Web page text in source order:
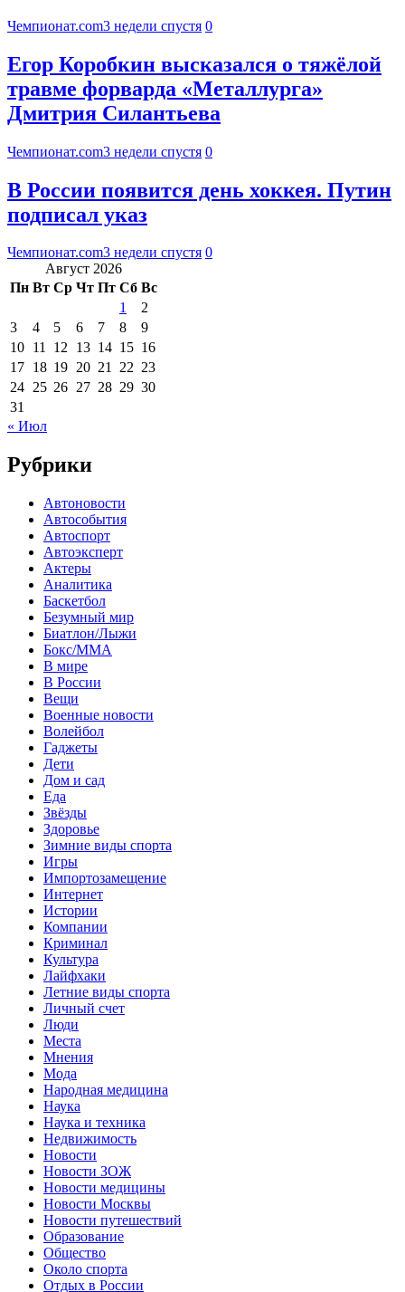
Чемпионат.com3 недели спустя 0
Егор Коробкин высказался о тяжёлой
травме форварда «Металлурга»
Дмитрия Силантьева
Чемпионат.com3 недели спустя 0
В России появится день хоккея. Путин
подписал указ
Чемпионат.com3 недели спустя 0
Август 2026
Пн Вт Ср Чт Пт Сб Вс
1
2
3
4 5 6 7 8
9
10 11 12 13 14 15 16
17 18 19 20 21 22 23
24 25 26 27 28 29 30
31
« Июл
Рубрики
Автоновости
Автособытия
Автоспорт
Автоэксперт
Актеры
Аналитика
Баскетбол
Безумный мир
Биатлон/Лыжи
Бокс/MMA
В мире
В России
Вещи
Военные новости
Волейбол
Гаджеты
Дети
Дом и сад
Еда
Звёзды
Здоровье
Зимние виды спорта
Игры
Импортозамещение
Интернет
Истории
Компании
Криминал
Культура
Лайфхаки
Летние виды спорта
Личный счет
Люди
Места
Мнения
Мода
Народная медицина
Наука
Наука и техника
Недвижимость
Новости
Новости ЗОЖ
Новости медицины
Новости Москвы
Новости путешествий
Образование
Общество
Около спорта
Отдых в России